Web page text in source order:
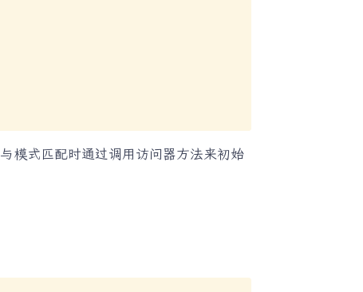
模式匹配时通过调用访问器方法来初始